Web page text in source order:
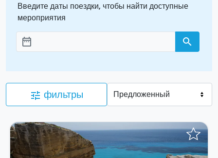
Введите даты поездки, чтобы найти доступные
мероприятия
Aggiungi le date
date_range search
tune фильтры